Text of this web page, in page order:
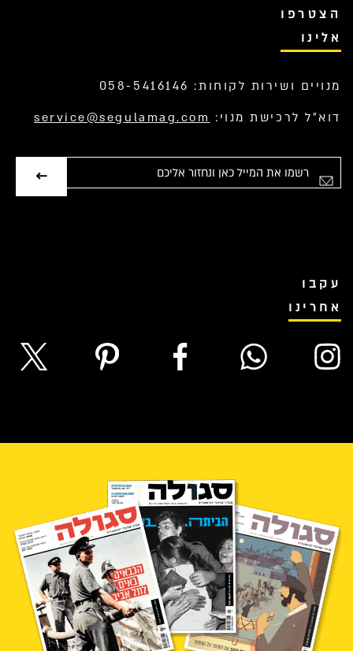
הצטרפו
אלינו
מנויים ושירות לקוחות: 058-5416146
דוא”ל לרכישת מנוי: service@segulamag.com
אימייל
עקבו
אחרינו